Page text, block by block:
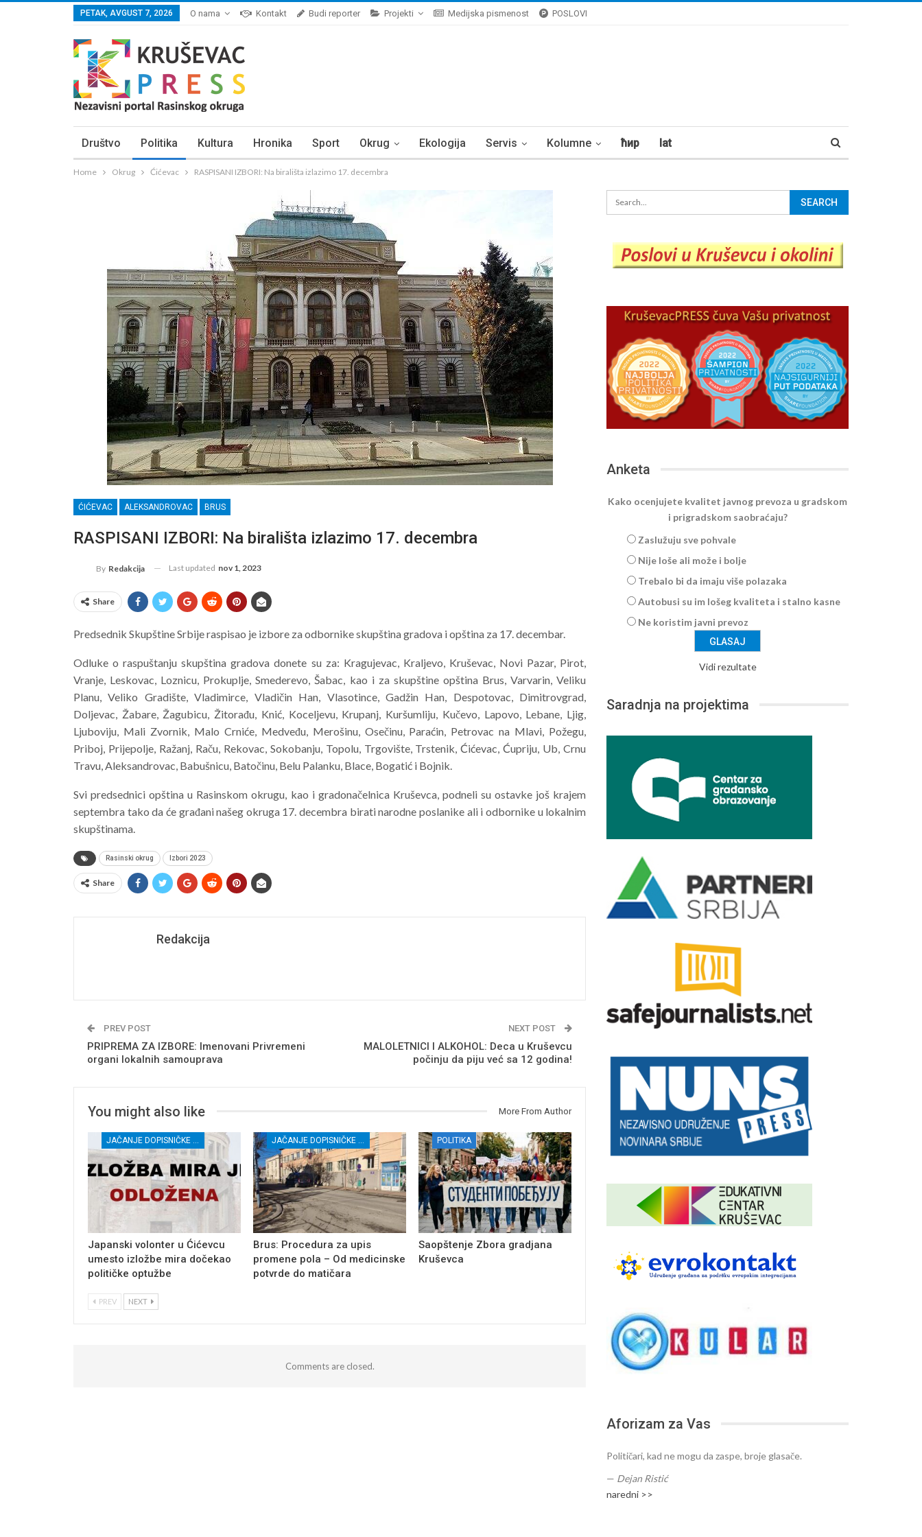
PETAK, AVGUST 7, 2026 O nama Kontakt Budi reporter Projekti Medijska pismenost POSLOVI
Društvo Politika Kultura Hronika Sport Okrug Ekologija Servis Kolumne ћир lat
Home Okrug Ćićevac RASPISANI IZBORI: Na birališta izlazimo 17. decembra
ĆIĆEVAC ALEKSANDROVAC BRUS
RASPISANI IZBORI: Na birališta izlazimo 17. decembra
By Redakcija Last updated nov 1, 2023
Share
Predsednik Skupštine Srbije raspisao je izbore za odbornike skupština gradova i opština za 17. decembar.
Odluke o raspuštanju skupština gradova donete su za: Kragujevac, Kraljevo, Kruševac, Novi Pazar, Pirot,
Vranje, Leskovac, Loznicu, Prokuplje, Smederevo, Šabac, kao i za skupštine opština Brus, Varvarin, Veliku
Planu, Veliko Gradište, Vladimirce, Vladičin Han, Vlasotince, Gadžin Han, Despotovac, Dimitrovgrad,
Doljevac, Žabare, Žagubicu, Žitorađu, Knić, Koceljevu, Krupanj, Kuršumliju, Kučevo, Lapovo, Lebane, Ljig,
Ljuboviju, Mali Zvornik, Malo Crniće, Medveđu, Merošinu, Osečinu, Paraćin, Petrovac na Mlavi, Požegu,
Priboj, Prijepolje, Ražanj, Raču, Rekovac, Sokobanju, Topolu, Trgovište, Trstenik, Ćićevac, Ćupriju, Ub, Crnu
Travu, Aleksandrovac, Babušnicu, Batočinu, Belu Palanku, Blace, Bogatić i Bojnik.
Svi predsednici opština u Rasinskom okrugu, kao i gradonačelnica Kruševca, podneli su ostavke još krajem
septembra tako da će građani našeg okruga 17. decembra birati narodne poslanike ali i odbornike u lokalnim
skupštinama.
Rasinski okrug Izbori 2023
Share
Redakcija
PREV POST
PRIPREMA ZA IZBORE: Imenovani Privremeni
organi lokalnih samouprava
NEXT POST
MALOLETNICI I ALKOHOL: Deca u Kruševcu
počinju da piju već sa 12 godina!
You might also like More From Author
JAČANJE DOPISNIČKE MREŽE NEZAVISNIH MEDIJA U RASINSKOM OKRUGU
Japanski volonter u Ćićevcu
umesto izložbe mira dočekao
političke optužbe
JAČANJE DOPISNIČKE MREŽE NEZAVISNIH MEDIJA U RASINSKOM OKRUGU
Brus: Procedura za upis
promene pola – Od medicinske
potvrde do matičara
POLITIKA
Saopštenje Zbora gradjana
Kruševca
PREV NEXT
Comments are closed.
Anketa
Kako ocenjujete kvalitet javnog prevoza u gradskom
i prigradskom saobraćaju?
Zaslužuju sve pohvale
Nije loše ali može i bolje
Trebalo bi da imaju više polazaka
Autobusi su im lošeg kvaliteta i stalno kasne
Ne koristim javni prevoz
Vidi rezultate
Saradnja na projektima
Aforizam za Vas
Političari, kad ne mogu da zaspe, broje glasače.
— Dejan Ristić
naredni >>